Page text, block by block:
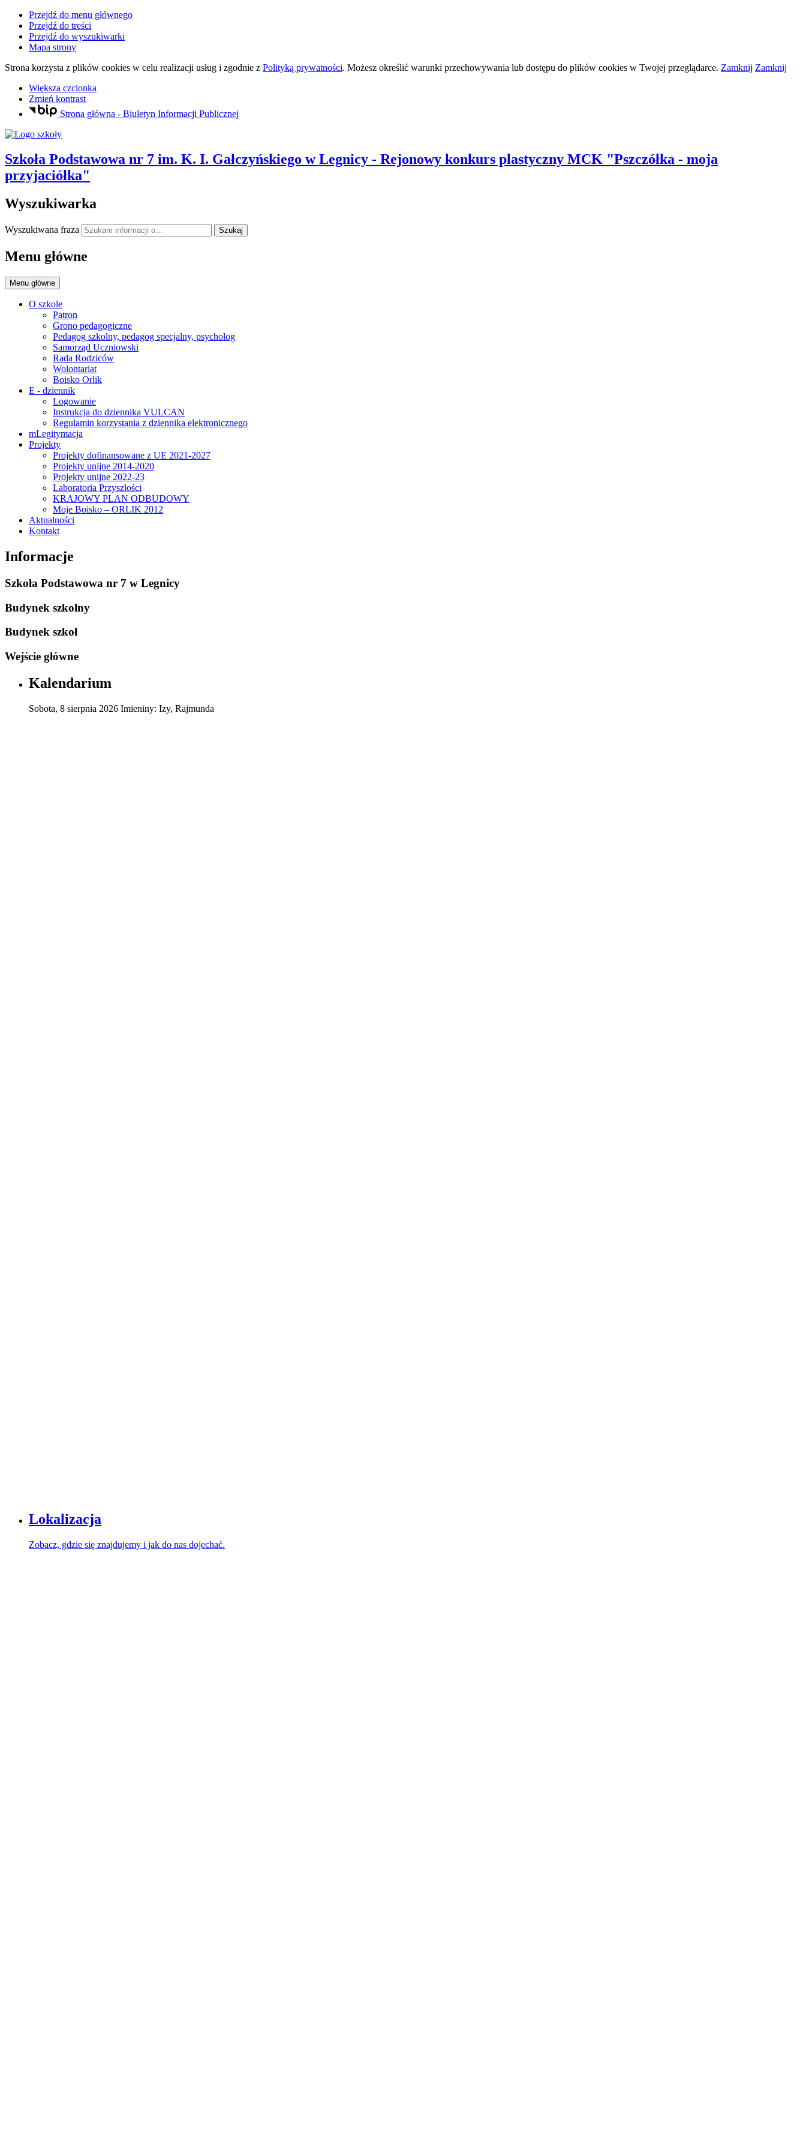
Przejdź do menu głównego
Przejdź do treści
Przejdź do wyszukiwarki
Mapa strony
Strona korzysta z plików cookies w celu realizacji usług i zgodnie z Polityką prywatności. Możesz określić warunki przechowywania lub dostępu do plików cookies w Twojej przeglądarce. Zamknij Zamknij
Większa czcionka
Zmień kontrast
Strona główna - Biuletyn Informacji Publicznej
Szkoła Podstawowa nr 7 im. K. I. Gałczyńskiego w Legnicy - Rejonowy konkurs plastyczny MCK "Pszczółka - moja
przyjaciółka"
Wyszukiwarka
Wyszukiwana fraza Szukaj
Menu główne
Menu główne
O szkole
Patron
Grono pedagogiczne
Pedagog szkolny, pedagog specjalny, psycholog
Samorząd Uczniowski
Rada Rodziców
Wolontariat
Boisko Orlik
E - dziennik
Logowanie
Instrukcja do dziennika VULCAN
Regulamin korzystania z dziennika elektronicznego
mLegitymacja
Projekty
Projekty dofinansowane z UE 2021-2027
Projekty unijne 2014-2020
Projekty unijne 2022-23
Laboratoria Przyszlości
KRAJOWY PLAN ODBUDOWY
Moje Boisko – ORLIK 2012
Aktualności
Kontakt
Informacje
Szkoła Podstawowa nr 7 w Legnicy
Budynek szkolny
Budynek szkoł
Wejście główne
Kalendarium
Sobota, 8 sierpnia 2026 Imieniny: Izy, Rajmunda
Lokalizacja
Zobacz, gdzie się znajdujemy i jak do nas dojechać.